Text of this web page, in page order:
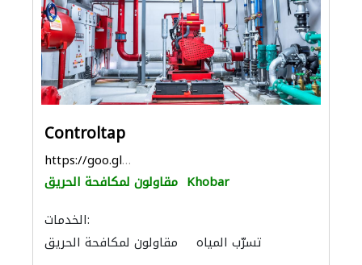
Controltap
https://goo.gl/maps/QVekLQHjjAxareEe7
مقاولون لمكافحة الحريق Khobar
الخدمات:
مقاولون لمكافحة الحريق
تسرّب المياه